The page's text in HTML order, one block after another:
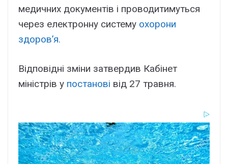
медичних документів і проводитимуться
через електронну систему охорони
здоров’я.
Відповідні зміни затвердив Кабінет
міністрів у постанові від 27 травня.